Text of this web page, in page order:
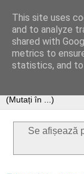
Se afișează
This site uses
and to analyze
shared with
metrics to
statistics, and